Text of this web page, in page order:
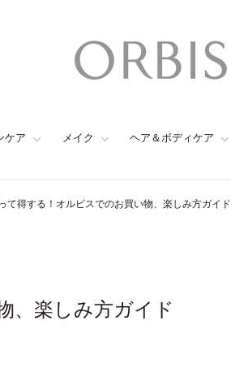
ケア メイク ヘア＆ボディケア
て得する！オルビスでのお買い物、楽しみ方ガイド
、楽しみ方ガイド